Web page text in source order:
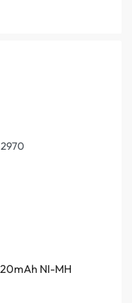
NI-MH